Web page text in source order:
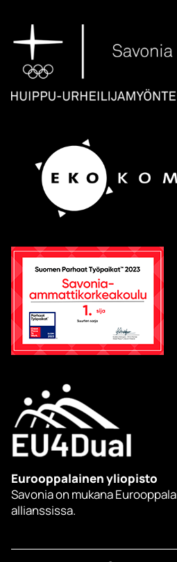
Eurooppalainen yliopisto
Savonia on mukana
allianssissa.